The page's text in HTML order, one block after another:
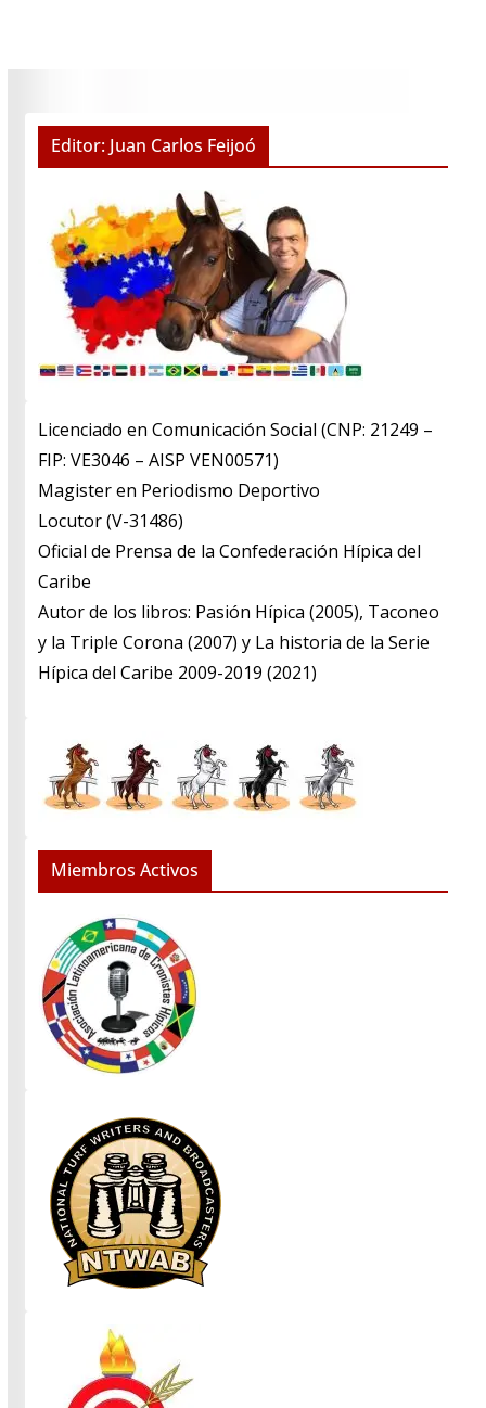
Editor: Juan Carlos Feijoó
Licenciado en Comunicación Social (CNP: 21249 –
FIP: VE3046 – AISP VEN00571)
​Magister en Periodismo Deportivo
​Locutor (V-31486)
​Oficial de Prensa de la Confederación Hípica del
Caribe
​Autor de los libros: Pasión Hípica (2005), Taconeo
y la Triple Corona (2007) y La historia de la Serie
Hípica del Caribe 2009-2019 (2021)
Miembros Activos